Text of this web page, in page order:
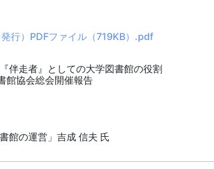
行）PDFファイル（719KB）.pdf
伴走者』としての大学図書館の役割
館協会総会開催報告
館の運営」吉成 信夫 氏